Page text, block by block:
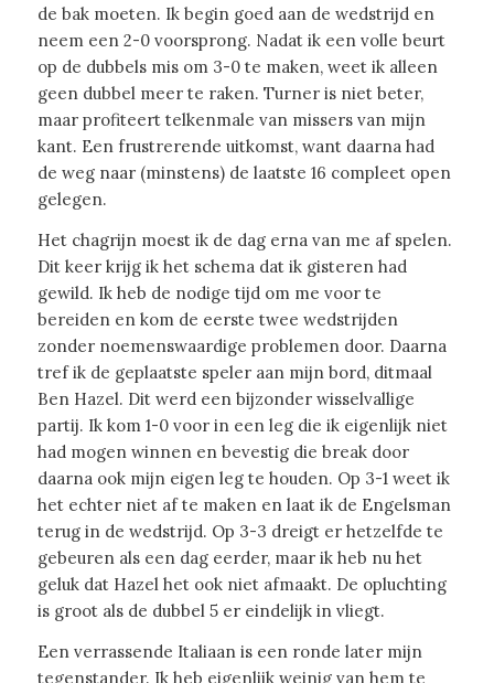
de bak moeten. Ik begin goed aan de wedstrijd en
neem een 2-0 voorsprong. Nadat ik een volle beurt
op de dubbels mis om 3-0 te maken, weet ik alleen
geen dubbel meer te raken. Turner is niet beter,
maar profiteert telkenmale van missers van mijn
kant. Een frustrerende uitkomst, want daarna had
de weg naar (minstens) de laatste 16 compleet open
gelegen.
Het chagrijn moest ik de dag erna van me af spelen.
Dit keer krijg ik het schema dat ik gisteren had
gewild. Ik heb de nodige tijd om me voor te
bereiden en kom de eerste twee wedstrijden
zonder noemenswaardige problemen door. Daarna
tref ik de geplaatste speler aan mijn bord, ditmaal
Ben Hazel. Dit werd een bijzonder wisselvallige
partij. Ik kom 1-0 voor in een leg die ik eigenlijk niet
had mogen winnen en bevestig die break door
daarna ook mijn eigen leg te houden. Op 3-1 weet ik
het echter niet af te maken en laat ik de Engelsman
terug in de wedstrijd. Op 3-3 dreigt er hetzelfde te
gebeuren als een dag eerder, maar ik heb nu het
geluk dat Hazel het ook niet afmaakt. De opluchting
is groot als de dubbel 5 er eindelijk in vliegt.
Een verrassende Italiaan is een ronde later mijn
tegenstander. Ik heb eigenlijk weinig van hem te